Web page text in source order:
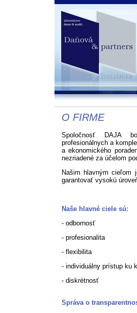
O FIRME
Spoločnosť DAJA
profesionálnych a
a ekonomického
nezriadené za účelom
Našim hlavným cieľom
garantovať vysokú
Naše hlavné ciele sú:
- odbornosť
- profesionalita
- flexibilita
- individuálny prístup ku
- diskrétnosť
Správa o